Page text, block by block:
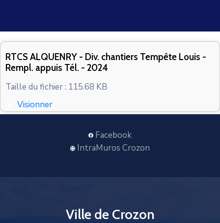
RTCS ALQUENRY - Div. chantiers Tempête Louis -
Rempl. appuis Tél. - 2024
Taille du fichier : 115.68 KB
Visionner
Facebook
IntraMuros Crozon
Ville de Crozon